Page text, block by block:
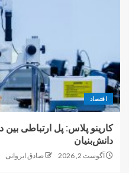
اقتصاد
کارینو پلاس: پل ارتباطی
دانش‌بنیان
آگوست 2, 2026 صادق ایروانی